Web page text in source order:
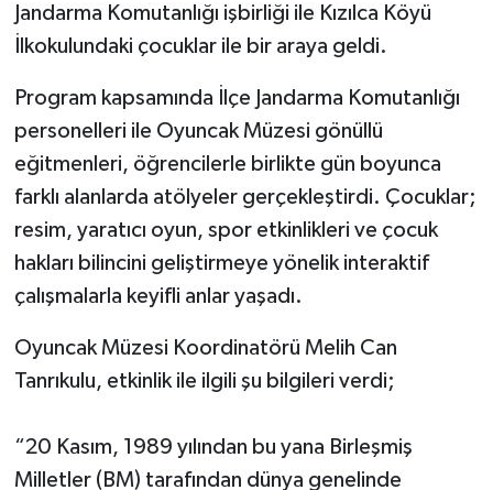
Jandarma Komutanlığı işbirliği ile Kızılca Köyü
İlkokulundaki çocuklar ile bir araya geldi.
Program kapsamında İlçe Jandarma Komutanlığı
personelleri ile Oyuncak Müzesi gönüllü
eğitmenleri, öğrencilerle birlikte gün boyunca
farklı alanlarda atölyeler gerçekleştirdi. Çocuklar;
resim, yaratıcı oyun, spor etkinlikleri ve çocuk
hakları bilincini geliştirmeye yönelik interaktif
çalışmalarla keyifli anlar yaşadı.
Oyuncak Müzesi Koordinatörü Melih Can
Tanrıkulu, etkinlik ile ilgili şu bilgileri verdi;
“20 Kasım, 1989 yılından bu yana Birleşmiş
Milletler (BM) tarafından dünya genelinde